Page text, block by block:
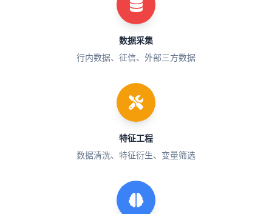
数据采集
行内数据、征信、外部三方数据
特征工程
数据清洗、特征衍生、变量筛选